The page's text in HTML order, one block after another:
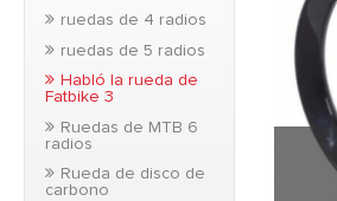
ruedas de 4 radios
ruedas de 5 radios
Habló la rueda de
Fatbike 3
Ruedas de MTB 6
radios
Rueda de disco de
carbono